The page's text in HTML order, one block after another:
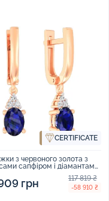
CERTIFICATE
з червоного золота з
сапфіром і діамантами
грн 117 819 ₴
-58 910 ₴